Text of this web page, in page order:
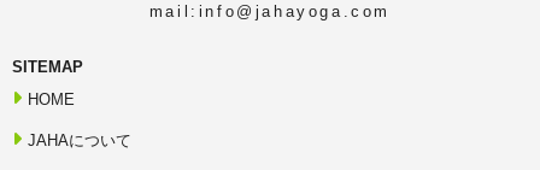
mail:info@jahayoga.com
SITEMAP
HOME
JAHAについて